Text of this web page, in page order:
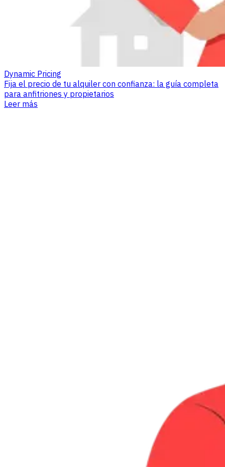
Dynamic Pricing
Fija el precio de tu alquiler con confianza: la guía completa
para anfitriones y propietarios
Leer más